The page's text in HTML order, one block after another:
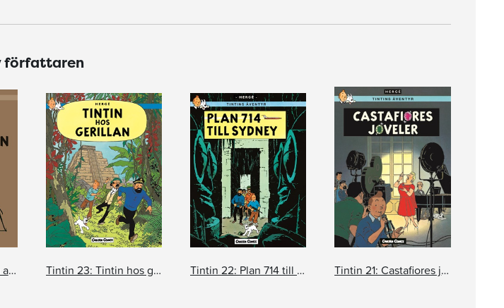
författaren
Tintin 24: Tintin och alfakonsten Tintin 23: Tintin hos gerillan Tintin 22: Plan 714 till Sydney Tintin 21: Castafiores juveler